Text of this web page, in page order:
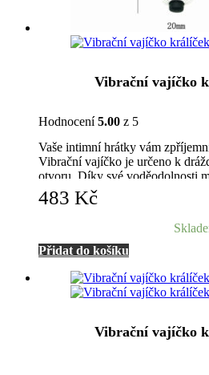
Vibrační vajíčko
Hodnocení5.00 z 5
Vaše intimní hrátky vám
Vibrační vajíčko je určeno k
otvoru. Díky své voděodolnosti
zasouvání. Je malé a diskrétní.
483 Kč
Přidat do košíku
Vibrační vajíčko